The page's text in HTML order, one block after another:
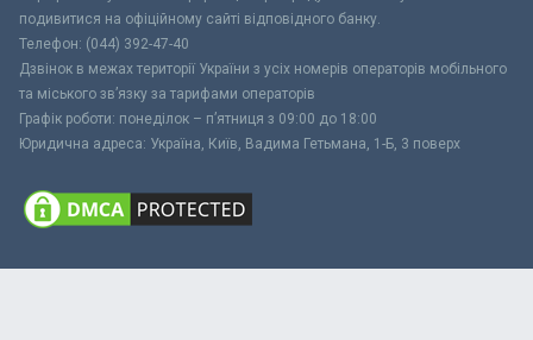
подивитися на офіційному сайті відповідного банку.
Телефон: (044) 392-47-40
Дзвінок в межах території України з усіх номерів операторів мобільного
та міського зв’язку за тарифами операторів
Графік роботи: понеділок – п’ятниця з 09:00 до 18:00
Юридична адреса: Україна, Київ, Вадима Гетьмана, 1-Б, 3 поверх